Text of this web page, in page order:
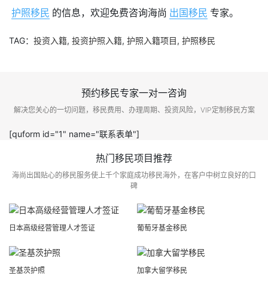
护照移民 的信息，欢迎免费咨询海尚 出国移民 专家。
TAG： 投资入籍, 投资护照入籍, 护照入籍项目, 护照移民
预约移民专家一对一咨询
解决您关心的一切问题，移民费用、办理周期、投资风险，VIP定制移民方案
[quform id="1" name="联系表单"]
热门移民项目推荐
海尚出国贴心的移民服务使上千个家庭成功移民海外，在客户中树立良好的口
碑
日本高级经营管理人才签证 葡萄牙基金移民
圣基茨护照 加拿大留学移民